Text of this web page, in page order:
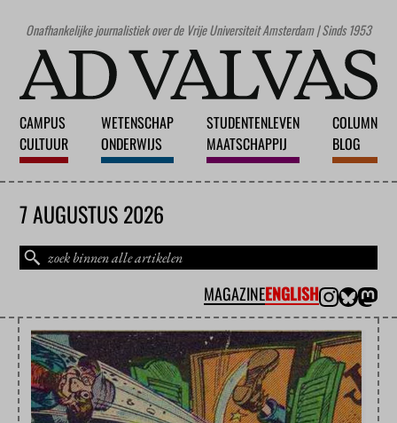
Onafhankelijke journalistiek over de Vrije Universiteit Amsterdam | Sinds 1953
CAMPUS
CULTUUR
WETENSCHAP
ONDERWIJS
STUDENTENLEVEN
MAATSCHAPPIJ
COLUMN
BLOG
7 AUGUSTUS 2026
MAGAZINEENGLISH